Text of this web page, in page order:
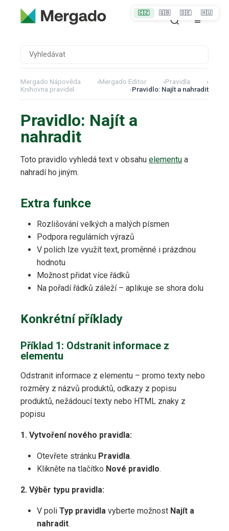
Mergado Nápověda ›Mergado Editor ›Pravidla
›
Knihovna pravidel
›Pravidlo: Najít a nahradit
Pravidlo: Najít a
nahradit
Toto pravidlo vyhledá text v obsahu elementu a
nahradí ho jiným.
Extra funkce
Rozlišování velkých a malých písmen
Podpora regulárních výrazů
V polích lze využít text, proměnné i prázdnou
hodnotu
Možnost přidat více řádků
Na pořadí řádků záleží – aplikuje se shora dolu
Konkrétní příklady
Příklad 1: Odstranit informace z
elementu
Odstranit informace z elementu – promo texty nebo
rozměry z názvů produktů, odkazy z popisu
produktů, nežádoucí texty nebo HTML znaky z
popisu
1. Vytvoření nového pravidla:
Otevřete stránku Pravidla.
Klikněte na tlačítko Nové pravidlo.
2. Výběr typu pravidla:
V poli Typ pravidla vyberte možnost Najít a
nahradit.
🇨🇿 🇬🇧 🇩🇪 🇭🇺